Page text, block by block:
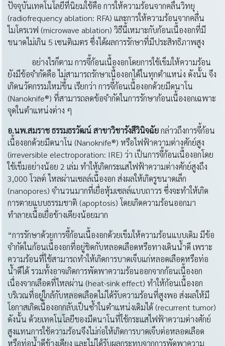
ปัจจุบันเทคโนโลยีที่นิยมใช้คือ การให้ความร้อนจากคลื่นวิทยุ
(radiofrequency ablation: RFA) และการให้ความร้อนจากคลื่น
ไมโครเวฟ (microwave ablation) วิธีนี้เหมาะกับก้อนเนื้องอกที่มี
ขนาดไม่เกิน 5 เซนติเมตร ซึ่งได้ผลการรักษาที่มีประสิทธิภาพสูง
อย่างไรก็ตาม การจี้ก้อนเนื้องอกโดยการใช้เข็มให้ความร้อน
ยังมีข้อจำกัดคือ ไม่สามารถรักษาเนื้องอกได้ในทุกตำแหน่ง ดังนั้น จึง
เกิดนวัตกรรมใหม่ขึ้น เรียกว่า การจี้ก้อนเนื้องอกด้วยมีดนาโน
(Nanoknife®) ที่สามารถลดข้อจำกัดในการรักษาก้อนเนื้องอกเฉพาะ
จุดในตำแหน่งต่าง ๆ
อ.นพ.สมราช ธรรมธรวัฒน์ สาขาวิชารังสีวินิจฉัยกล่าวถึงการจี้ก้อน
เนื้องอกด้วยมีดนาโน (Nanoknife®) หรือไฟฟ้าความต่างศักย์สูง
(irreversible electroporation: IRE) ว่า เป็นการจี้ก้อนเนื้องอกโดย
ใช้เข็มอย่างน้อย 2 เล่ม ทำให้เกิดกระแสไฟฟ้าความต่างศักย์สูงถึง
3,000 โวลต์ ไหลผ่านเซลล์เนื้องอก ส่งผลให้เกิดรูขนาดเล็ก
(nanopores) จำนวนมากที่เยื่อหุ้มเซลล์แบบถาวร ซึ่งจะทำให้เกิด
การตายแบบธรรมชาติ (apoptosis) โดยเกิดความร้อนออกมา
ทำลายเนื้อเยื่อข้างเคียงน้อยมาก
“การรักษาด้วยการจี้ก้อนเนื้องอกด้วยเข็มให้ความร้อนแบบเดิม มีข้อ
จำกัดในก้อนเนื้องอกที่อยู่ชิดกับหลอดเลือดหรือทางเดินน้ำดี เพราะ
ความร้อนที่ใช้สามารถทำให้เกิดการบาดเจ็บแก่หลอดเลือดหรือท่อ
น้ำดีได้ รวมทั้งอาจเกิดการพัดพาความร้อนออกจากก้อนเนื้องอก
เนื่องจากเลือดที่ไหลผ่าน (heat-sink effect) ทำให้ก้อนเนื้องอก
บริเวณที่อยู่ใกล้กับหลอดเลือดไม่ได้รับความร้อนที่สูงพอ ส่งผลให้มี
โอกาสเกิดเนื้องอกกลับเป็นซ้ำในตำแหน่งเดิมได้ (recurrent tumor)
ดังนั้น ด้วยเทคโนโลยีของมีดนาโนที่ใช้กระแสไฟฟ้าความต่างศักย์
สูงแทนการใช้ความร้อนจึงไม่ก่อให้เกิดการบาดเจ็บต่อหลอดเลือด
หรือท่อน้ำดีข้างเคียง และไม่ได้รับผลกระทบจากการพัดพาความ